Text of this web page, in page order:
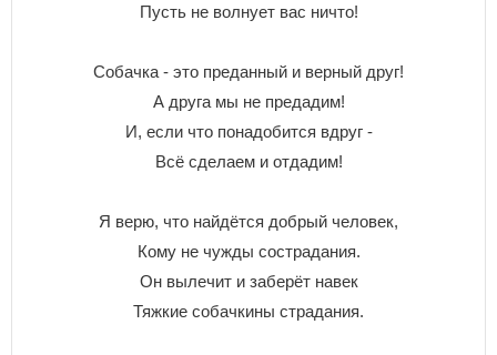
Пусть не волнует вас ничто!
Собачка - это преданный и верный друг!
А друга мы не предадим!
И, если что понадобится вдруг -
Всё сделаем и отдадим!
Я верю, что найдётся добрый человек,
Кому не чужды сострадания.
Он вылечит и заберёт навек
Тяжкие собачкины страдания.